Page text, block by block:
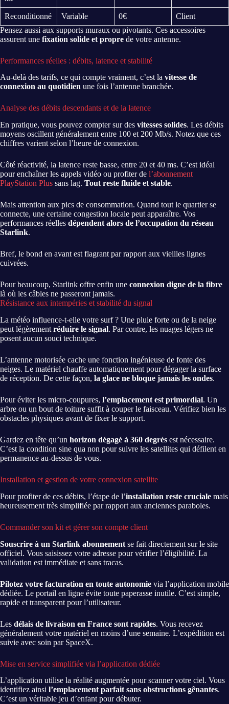
Reconditionné Variable 0€
Client
Pensez aussi aux supports muraux ou pivotants. Ces accessoires
assurent une fixation solide et propre de votre antenne.
Performances réelles : débits, latence et stabilité
Au-delà des tarifs, ce qui compte vraiment, c’est la vitesse de
connexion au quotidien une fois l’antenne branchée.
Analyse des débits descendants et de la latence
En pratique, vous pouvez compter sur des vitesses solides. Les débits
moyens oscillent généralement entre 100 et 200 Mb/s. Notez que ces
chiffres varient selon l’heure de connexion.
Côté réactivité, la latence reste basse, entre 20 et 40 ms. C’est idéal
pour enchaîner les appels vidéo ou profiter de l’abonnement
PlayStation Plus sans lag. Tout reste fluide et stable.
Mais attention aux pics de consommation. Quand tout le quartier se
connecte, une certaine congestion locale peut apparaître. Vos
performances réelles dépendent alors de l’occupation du réseau
Starlink.
Bref, le bond en avant est flagrant par rapport aux vieilles lignes
cuivrées.
Pour beaucoup, Starlink offre enfin une connexion digne de la fibre
là où les câbles ne passeront jamais.
Résistance aux intempéries et stabilité du signal
La météo influence-t-elle votre surf ? Une pluie forte ou de la neige
peut légèrement réduire le signal. Par contre, les nuages légers ne
posent aucun souci technique.
L’antenne motorisée cache une fonction ingénieuse de fonte des
neiges. Le matériel chauffe automatiquement pour dégager la surface
de réception. De cette façon, la glace ne bloque jamais les ondes.
Pour éviter les micro-coupures, l’emplacement est primordial. Un
arbre ou un bout de toiture suffit à couper le faisceau. Vérifiez bien les
obstacles physiques avant de fixer le support.
Gardez en tête qu’un horizon dégagé à 360 degrés est nécessaire.
C’est la condition sine qua non pour suivre les satellites qui défilent en
permanence au-dessus de vous.
Installation et gestion de votre connexion satellite
Pour profiter de ces débits, l’étape de l’installation reste cruciale mais
heureusement très simplifiée par rapport aux anciennes paraboles.
Commander son kit et gérer son compte client
Souscrire à un Starlink abonnement se fait directement sur le site
officiel. Vous saisissez votre adresse pour vérifier l’éligibilité. La
validation est immédiate et sans tracas.
Pilotez votre facturation en toute autonomie via l’application mobile
dédiée. Le portail en ligne évite toute paperasse inutile. C’est simple,
rapide et transparent pour l’utilisateur.
Les délais de livraison en France sont rapides. Vous recevez
généralement votre matériel en moins d’une semaine. L’expédition est
suivie avec soin par SpaceX.
Mise en service simplifiée via l’application dédiée
L’application utilise la réalité augmentée pour scanner votre ciel. Vous
identifiez ainsi l’emplacement parfait sans obstructions gênantes.
C’est un véritable jeu d’enfant pour débuter.